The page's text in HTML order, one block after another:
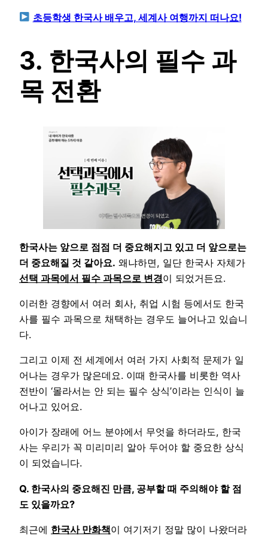
초등학생 한국사 배우고, 세계사 여행까지 떠나요!
3. 한국사의 필수 과
목 전환
한국사는 앞으로 점점 더 중요해지고 있고 더 앞으로는
더 중요해질 것 같아요. 왜냐하면, 일단 한국사 자체가
선택 과목에서 필수 과목으로 변경이 되었거든요.
이러한 경향에서 여러 회사, 취업 시험 등에서도 한국
사를 필수 과목으로 채택하는 경우도 늘어나고 있습니
다.
그리고 이제 전 세계에서 여러 가지 사회적 문제가 일
어나는 경우가 많은데요. 이때 한국사를 비롯한 역사
전반이 ‘몰라서는 안 되는 필수 상식’이라는 인식이 늘
어나고 있어요.
아이가 장래에 어느 분야에서 무엇을 하더라도, 한국
사는 우리가 꼭 미리미리 알아 두어야 할 중요한 상식
이 되었습니다.
Q. 한국사의 중요해진 만큼, 공부할 때 주의해야 할 점
도 있을까요?
최근에 한국사 만화책이 여기저기 정말 많이 나왔더라